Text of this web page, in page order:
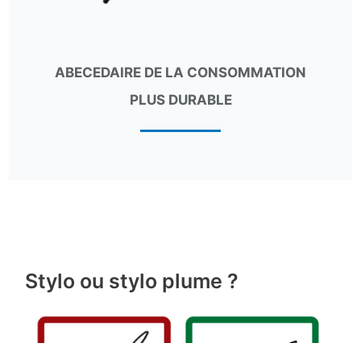
ABECEDAIRE DE LA CONSOMMATION
PLUS DURABLE
Stylo ou stylo plume ?